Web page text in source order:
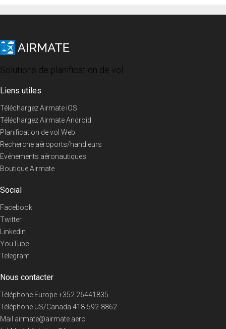
Solutions de planification de vol
Liens utiles
Téléchargez Airmate iOS
Téléchargez Airmate Android
Planification de vol Web
Recherche aéroports/handleurs
Evénements aéronautiques
Boutique Airmate
Social
Facebook
Twitter
Linkedin
YouTube
Telegram
Nous contacter
Téléphone Europe+352 26441835
Téléphone US/Canada 418-592-8862
Mail airmate@airmate.aero